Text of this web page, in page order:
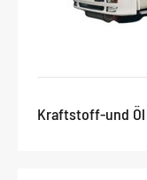
Kraftstoff-und